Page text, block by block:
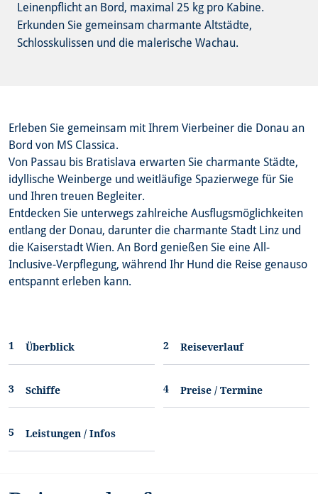
Leinenpflicht an Bord, maximal 25 kg pro Kabine.
Erkunden Sie gemeinsam charmante Altstädte,
Schlosskulissen und die malerische Wachau.
Erleben Sie gemeinsam mit Ihrem Vierbeiner die Donau an
Bord von MS Classica.
Von Passau bis Bratislava erwarten Sie charmante Städte,
idyllische Weinberge und weitläufige Spazierwege für Sie
und Ihren treuen Begleiter.
Entdecken Sie unterwegs zahlreiche Ausflugsmöglichkeiten
entlang der Donau, darunter die charmante Stadt Linz und
die Kaiserstadt Wien. An Bord genießen Sie eine All-
Inclusive-Verpflegung, während Ihr Hund die Reise genauso
entspannt erleben kann.
Überblick Reiseverlauf
Schiffe Preise / Termine
Leistungen / Infos